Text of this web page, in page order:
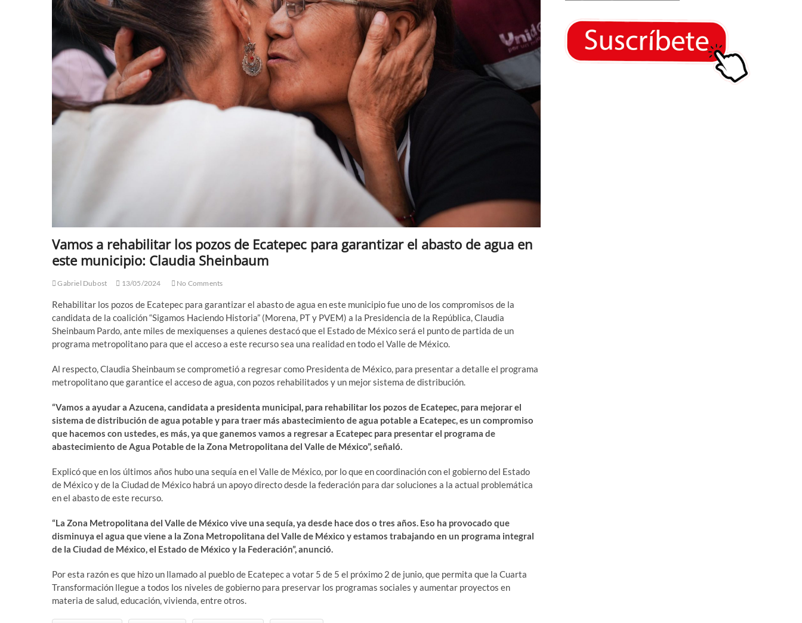
Vamos a rehabilitar los pozos de Ecatepec para garantizar el abasto de agua en
este municipio: Claudia Sheinbaum
Gabriel Dubost 13/05/2024 No Comments
Rehabilitar los pozos de Ecatepec para garantizar el abasto de agua en este municipio fue uno de los compromisos de la
candidata de la coalición “Sigamos Haciendo Historia” (Morena, PT y PVEM) a la Presidencia de la República, Claudia
Sheinbaum Pardo, ante miles de mexiquenses a quienes destacó que el Estado de México será el punto de partida de un
programa metropolitano para que el acceso a este recurso sea una realidad en todo el Valle de México.
Al respecto, Claudia Sheinbaum se comprometió a regresar como Presidenta de México, para presentar a detalle el programa
metropolitano que garantice el acceso de agua, con pozos rehabilitados y un mejor sistema de distribución.
“Vamos a ayudar a Azucena, candidata a presidenta municipal, para rehabilitar los pozos de Ecatepec, para mejorar el
sistema de distribución de agua potable y para traer más abastecimiento de agua potable a Ecatepec, es un compromiso
que hacemos con ustedes, es más, ya que ganemos vamos a regresar a Ecatepec para presentar el programa de
abastecimiento de Agua Potable de la Zona Metropolitana del Valle de México”, señaló.
Explicó que en los últimos años hubo una sequía en el Valle de México, por lo que en coordinación con el gobierno del Estado
de México y de la Ciudad de México habrá un apoyo directo desde la federación para dar soluciones a la actual problemática
en el abasto de este recurso.
“La Zona Metropolitana del Valle de México vive una sequía, ya desde hace dos o tres años. Eso ha provocado que
disminuya el agua que viene a la Zona Metropolitana del Valle de México y estamos trabajando en un programa integral
de la Ciudad de México, el Estado de México y la Federación”, anunció.
Por esta razón es que hizo un llamado al pueblo de Ecatepec a votar 5 de 5 el próximo 2 de junio, que permita que la Cuarta
Transformación llegue a todos los niveles de gobierno para preservar los programas sociales y aumentar proyectos en
materia de salud, educación, vivienda, entre otros.